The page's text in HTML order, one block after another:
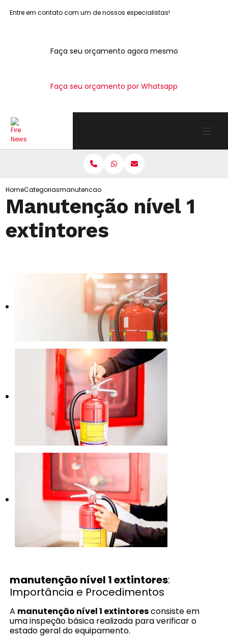
Entre em contato com um de nossos especialistas!
Faça seu orçamento agora mesmo
Faça seu orçamento por Whatsapp
HomeCategoriasmanutencao nivel 1 extintores
Manutenção nível 1
extintores
manutenção nível 1 extintores:
Importância e Procedimentos
A manutenção nível 1 extintoresconsiste em
uma inspeção básica realizada para verificar o
estado geral do equipamento.